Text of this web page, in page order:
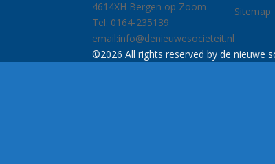
4614XH Bergen op Zoom
Tel: 0164-235139
email:info@denieuwesocieteit.nl
Sitemap
©2026 All rights reserved by de nieuwe